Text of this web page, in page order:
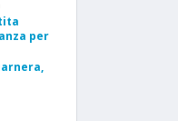
per